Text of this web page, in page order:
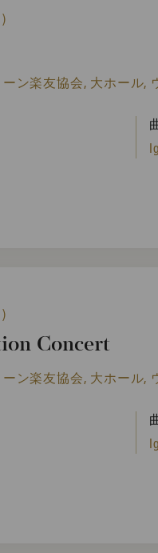
ーン楽友協会, 大ホール,
Concert
ーン楽友協会, 大ホール,